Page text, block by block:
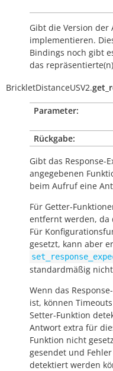
Gibt die Version der
implementieren.
Bindings noch gibt
das
BrickletDistanceUSV2.
Parameter:
Rückgabe:
Gibt das Response-
angegebenen
beim Aufruf eine
Für Getter-
entfernt werden, da
Für
gesetzt, kann aber
standardmäßig
Wenn das
ist, können
Setter-Funktion
Antwort extra für
Funktion nicht
gesendet und
detektiert werden